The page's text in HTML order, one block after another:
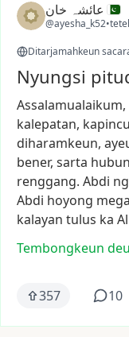
عائشہ خان
@ayesha_k52•
Ditarjamahkeun
Nyungsi
Assalamualaikum,
kalepatan,
diharamkeun,
bener, sarta
renggang. Abdi
Abdi hoyong
kalayan tulus ka
Tembongkeun
357 10